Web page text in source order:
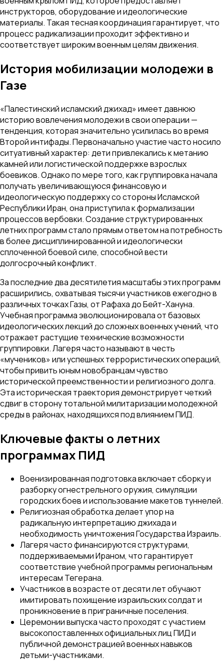
инструкторов, оборудование и идеологические
материалы. Такая тесная координация гарантирует, что
процесс радикализации проходит эффективно и
соответствует широким военным целям движения.
История мобилизации молодежи в
Газе
«Палестинский исламский джихад» имеет давнюю
историю вовлечения молодежи в свои операции —
тенденция, которая значительно усилилась во время
Второй интифады. Первоначально участие часто носило
ситуативный характер: дети привлекались к метанию
камней или логистической поддержке взрослых
боевиков. Однако по мере того, как группировка начала
получать увеличивающуюся финансовую и
идеологическую поддержку со стороны Исламской
Республики Иран, она приступила к формализации
процессов вербовки. Создание структурированных
летних программ стало прямым ответом на потребность
в более дисциплинированной и идеологически
сплоченной боевой силе, способной вести
долгосрочный конфликт.
За последние два десятилетия масштабы этих программ
расширились, охватывая тысячи участников ежегодно в
различных точках Газы, от Рафаха до Бейт-Хануна.
Учебная программа эволюционировала от базовых
идеологических лекций до сложных военных учений, что
отражает растущие технические возможности
группировки. Лагеря часто называют в честь
«мучеников» или успешных террористических операций,
чтобы привить юным новобранцам чувство
исторической преемственности и религиозного долга.
Эта историческая траектория демонстрирует четкий
сдвиг в сторону тотальной милитаризации молодежной
среды в районах, находящихся под влиянием ПИД.
Ключевые факты о летних
программах ПИД
Военизированная подготовка включает сборку и
разборку огнестрельного оружия, симуляции
городских боев и использование макетов туннелей.
Религиозная обработка делает упор на
радикальную интерпретацию джихада и
необходимость уничтожения Государства Израиль.
Лагеря часто финансируются структурами,
поддерживаемыми Ираном, что гарантирует
соответствие учебной программы региональным
интересам Тегерана.
Участников в возрасте от десяти лет обучают
имитировать похищение израильских солдат и
проникновение в приграничные поселения.
Церемонии выпуска часто проходят с участием
высокопоставленных официальных лиц ПИД и
публичной демонстрацией военных навыков
детьми-участниками.